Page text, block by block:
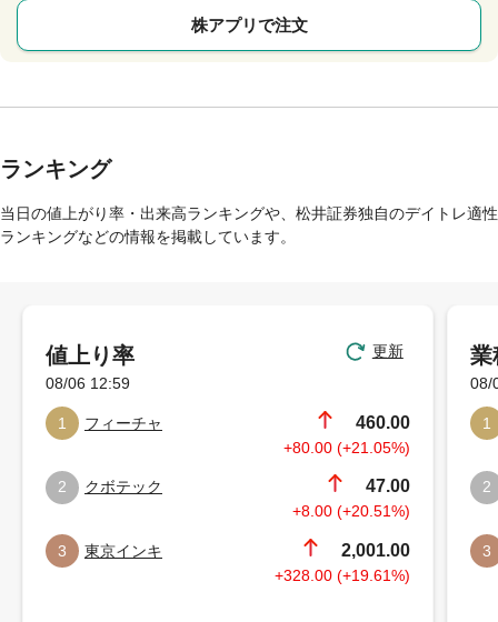
株アプリで注文
ランキング
当日の値上がり率・出来高ランキングや、松井証券独自のデイトレ適性
ランキングなどの情報を掲載しています。